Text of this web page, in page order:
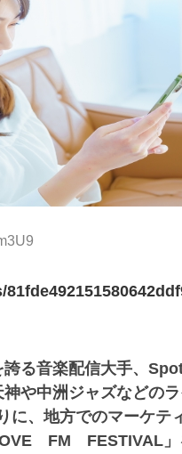
る音楽配信大手、
や中洲ジャズなどの
に、地方でのマーケテ
FM FESTIVAL」